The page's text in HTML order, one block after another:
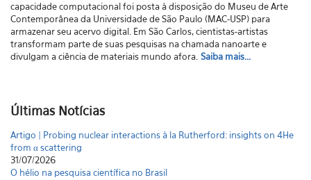
capacidade computacional foi posta à disposição do Museu de Arte
Contemporânea da Universidade de São Paulo (MAC-USP) para
armazenar seu acervo digital. Em São Carlos, cientistas-artistas
transformam parte de suas pesquisas na chamada nanoarte e
divulgam a ciência de materiais mundo afora. Saiba mais...
Últimas Notícias
Artigo | Probing nuclear interactions à la Rutherford: insights on 4He
from α scattering
31/07/2026
O hélio na pesquisa científica no Brasil